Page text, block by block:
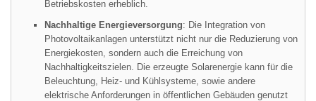
Betriebskosten erheblich.
Nachhaltige Energieversorgung: Die Integration von
Photovoltaikanlagen unterstützt nicht nur die Reduzierung von
Energiekosten, sondern auch die Erreichung von
Nachhaltigkeitszielen. Die erzeugte Solarenergie kann für die
Beleuchtung, Heiz- und Kühlsysteme, sowie andere
elektrische Anforderungen in öffentlichen Gebäuden genutzt